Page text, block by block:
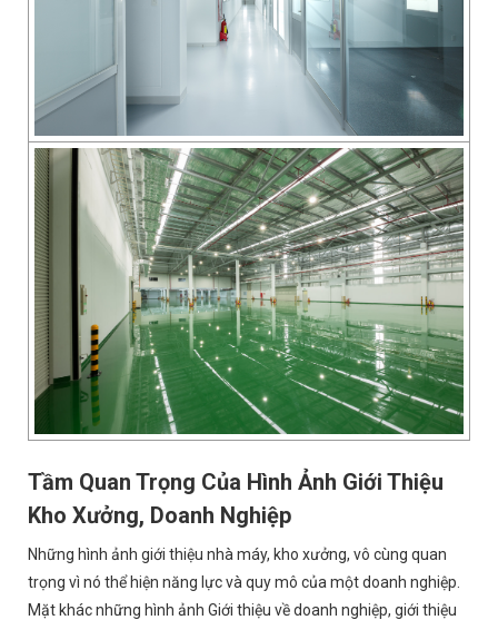
Tầm Quan Trọng Của Hình Ảnh Giới Thiệu
Kho Xưởng, Doanh Nghiệp
Những hình ảnh giới thiệu nhà máy, kho xưởng, vô cùng quan
trọng vì nó thể hiện năng lực và quy mô của một doanh nghiệp.
Mặt khác những hình ảnh Giới thiệu về doanh nghiệp, giới thiệu